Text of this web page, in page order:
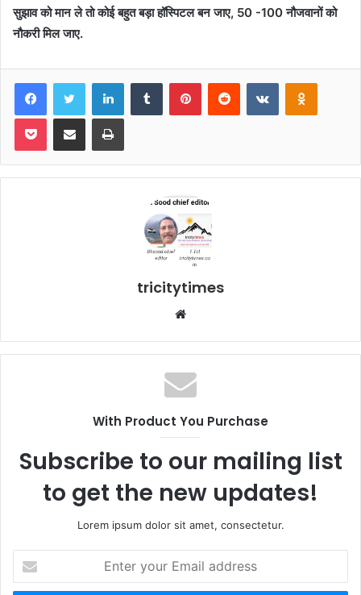
सुझाव को मान ले तो कोई बहुत बड़ा हॉस्पिटल बन जाए, 50 -100 नौजवानों को
नौकरी मिल जाए.
FacebookTwitter LinkedInTumblr PinterestReddit VKontakte
Pocket Share via Email Print
tricitytimes
Website
With Product You Purchase
Subscribe to our mailing list
to get the new updates!
Lorem ipsum dolor sit amet, consectetur.
your
Email